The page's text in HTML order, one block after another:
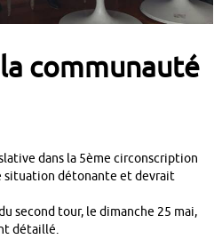
communauté
dans la 5ème circonscription
situation détonante et devrait
second tour, le dimanche 25 mai,
détaillé.